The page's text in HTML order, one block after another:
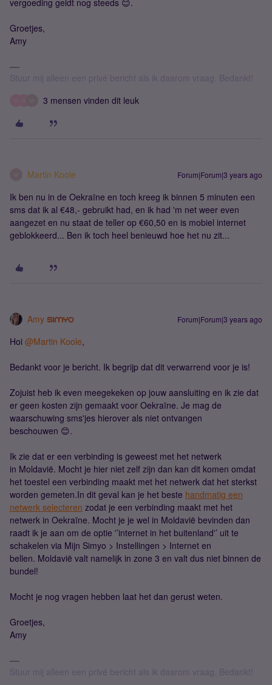
vergoeding geldt nog steeds 😊.
Groetjes,
Amy
Stuur mij alleen een privé bericht als ik daarom vraag. Bedankt!
3 mensen vinden dit leuk
Martin Koole Forum|Forum|3 years ago
Ik ben nu in de Oekraïne en toch kreeg ik binnen 5 minuten een
sms dat ik al €48,- gebruikt had, en ik had 'm net weer even
aangezet en nu staat de teller op €60,50 en is mobiel internet
geblokkeerd... Ben ik toch heel benieuwd hoe het nu zit...
Amy Forum|Forum|3 years ago
Hoi @Martin Koole,
Bedankt voor je bericht. Ik begrijp dat dit verwarrend voor je is!
Zojuist heb ik even meegekeken op jouw aansluiting en ik zie dat
er geen kosten zijn gemaakt voor Oekraïne. Je mag de
waarschuwing sms'jes hierover als niet ontvangen
beschouwen 😊.
Ik zie dat er een verbinding is geweest met het netwerk
in Moldavië. Mocht je hier niet zelf zijn dan kan dit komen omdat
het toestel een verbinding maakt met het netwerk dat het sterkst
worden gemeten.In dit geval kan je het beste handmatig een
netwerk selecteren zodat je een verbinding maakt met het
netwerk in Oekraïne. Mocht je je wel in Moldavië bevinden dan
raadt ik je aan om de optie '’internet in het buitenland'’ uit te
schakelen via Mijn Simyo > Instellingen > Internet en
bellen. Moldavië valt namelijk in zone 3 en valt dus niet binnen de
bundel!
Mocht je nog vragen hebben laat het dan gerust weten.
Groetjes,
Amy
Stuur mij alleen een privé bericht als ik daarom vraag. Bedankt!